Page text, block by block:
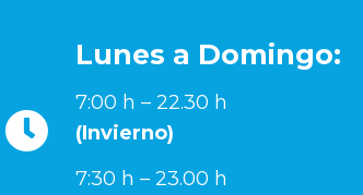
Lunes a Domingo:
7:00 h – 22.30 h
(Invierno)
7:30 h – 23.00 h